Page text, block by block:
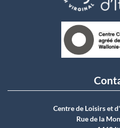
Centre de Loisirs et
Rue de la